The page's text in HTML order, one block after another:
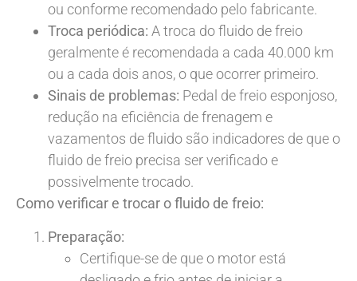
ou conforme recomendado pelo fabricante.
Troca periódica: A troca do fluido de freio
geralmente é recomendada a cada 40.000 km
ou a cada dois anos, o que ocorrer primeiro.
Sinais de problemas: Pedal de freio esponjoso,
redução na eficiência de frenagem e
vazamentos de fluido são indicadores de que o
fluido de freio precisa ser verificado e
possivelmente trocado.
Como verificar e trocar o fluido de freio:
Preparação:
Certifique-se de que o motor está